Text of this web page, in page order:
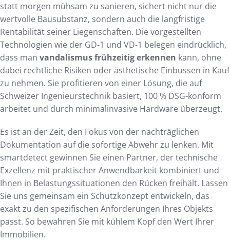
statt morgen mühsam zu sanieren, sichert nicht nur die
wertvolle Bausubstanz, sondern auch die langfristige
Rentabilität seiner Liegenschaften. Die vorgestellten
Technologien wie der GD-1 und VD-1 belegen eindrücklich,
dass man vandalismus frühzeitig erkennen kann, ohne
dabei rechtliche Risiken oder ästhetische Einbussen in Kauf
zu nehmen. Sie profitieren von einer Lösung, die auf
Schweizer Ingenieurstechnik basiert, 100 % DSG-konform
arbeitet und durch minimalinvasive Hardware überzeugt.
Es ist an der Zeit, den Fokus von der nachträglichen
Dokumentation auf die sofortige Abwehr zu lenken. Mit
smartdetect gewinnen Sie einen Partner, der technische
Exzellenz mit praktischer Anwendbarkeit kombiniert und
Ihnen in Belastungssituationen den Rücken freihält. Lassen
Sie uns gemeinsam ein Schutzkonzept entwickeln, das
exakt zu den spezifischen Anforderungen Ihres Objekts
passt. So bewahren Sie mit kühlem Kopf den Wert Ihrer
Immobilien.